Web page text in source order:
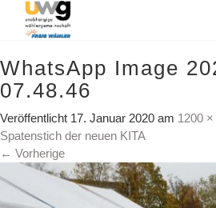
WhatsApp Image
07.48.46
Veröffentlicht 17. Januar 2020 am 1200
Spatenstich der neuen KITA
← Vorherige